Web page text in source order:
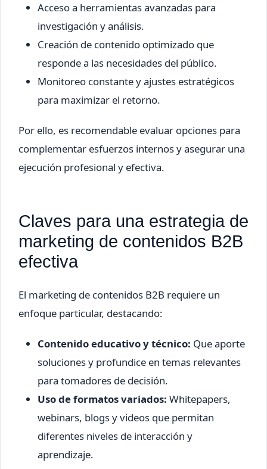
Acceso a herramientas avanzadas para
investigación y análisis.
Creación de contenido optimizado que
responde a las necesidades del público.
Monitoreo constante y ajustes estratégicos
para maximizar el retorno.
Por ello, es recomendable evaluar opciones para
complementar esfuerzos internos y asegurar una
ejecución profesional y efectiva.
Claves para una estrategia de
marketing de contenidos B2B
efectiva
El marketing de contenidos B2B requiere un
enfoque particular, destacando:
Contenido educativo y técnico: Que aporte
soluciones y profundice en temas relevantes
para tomadores de decisión.
Uso de formatos variados: Whitepapers,
webinars, blogs y videos que permitan
diferentes niveles de interacción y
aprendizaje.